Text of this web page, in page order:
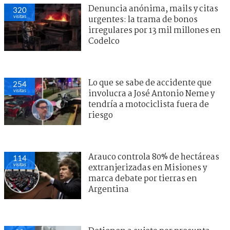
320
visitas
Denuncia anónima, mails y citas
urgentes: la trama de bonos
irregulares por 13 mil millones en
Codelco
254
visitas
Lo que se sabe de accidente que
involucra a José Antonio Neme y
tendría a motociclista fuera de
riesgo
114
visitas
Arauco controla 80% de hectáreas
extranjerizadas en Misiones y
marca debate por tierras en
Argentina